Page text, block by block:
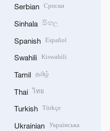
Serbian Српски
Sinhala සිංහල
Spanish Español
Swahili Kiswahili
Tamil தமிழ்
Thai ไทย
Turkish Türkçe
Ukrainian Українська